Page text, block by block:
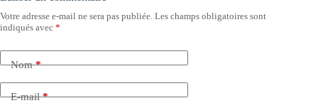
Votre adresse e-mail ne sera pas publiée. Les champs obligatoires sont
indiqués avec *
Nom*
E-mail*